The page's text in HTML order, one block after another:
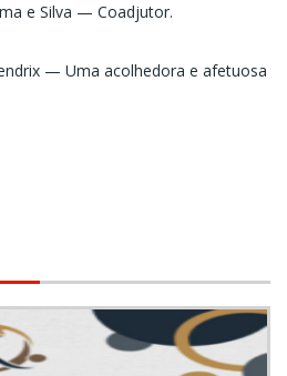
e Silva — Coadjutor.
— Uma acolhedora e afetuosa